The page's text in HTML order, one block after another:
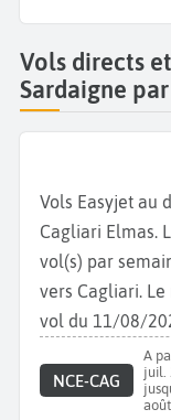
Vols directs
Sardaigne
Vols Easyjet au
Cagliari Elmas.
vol(s) par
vers Cagliari.
vol du 11/08/
NCE-CAG
A
juil.